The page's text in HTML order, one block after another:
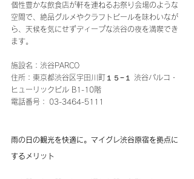
個性豊かな飲食店が軒を連ねるお祭り会場のような
空間で、絶品グルメやクラフトビールを味わいなが
ら、天候を気にせずディープな渋谷の夜を満喫でき
ます。
施設名：渋谷PARCO
住所：東京都渋谷区宇田川町１５−１ 渋谷パルコ・
ヒューリックビル B1-10階
電話番号：
03-3464-5111
雨の日の観光を快適に。 マイグレ渋谷原宿を拠点に
するメリット